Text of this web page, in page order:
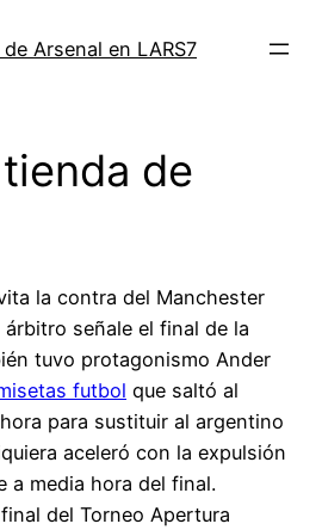
Arsenal en LARS7
de
la contra del Manchester
señale el final de la
tuvo protagonismo Ander
futbol que saltó al
para sustituir al argentino
aceleró con la expulsión
a media hora del final.
del Torneo Apertura